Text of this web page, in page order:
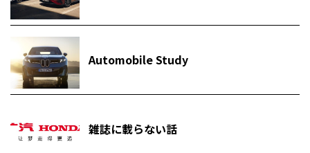
Automobile Study
雑誌に載らない話